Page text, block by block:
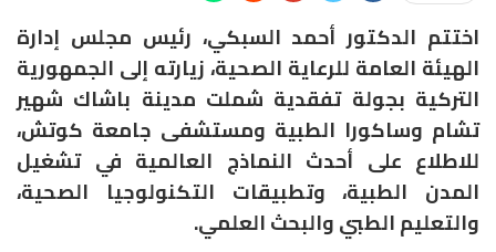
اختتم الدكتور أحمد السبكي، رئيس مجلس إدارة
الهيئة العامة للرعاية الصحية، زيارته إلى الجمهورية
التركية بجولة تفقدية شملت مدينة باشاك شهير
تشام وساكورا الطبية ومستشفى جامعة كوتش،
للاطلاع على أحدث النماذج العالمية في تشغيل
المدن الطبية، وتطبيقات التكنولوجيا الصحية،
والتعليم الطبي والبحث العلمي.